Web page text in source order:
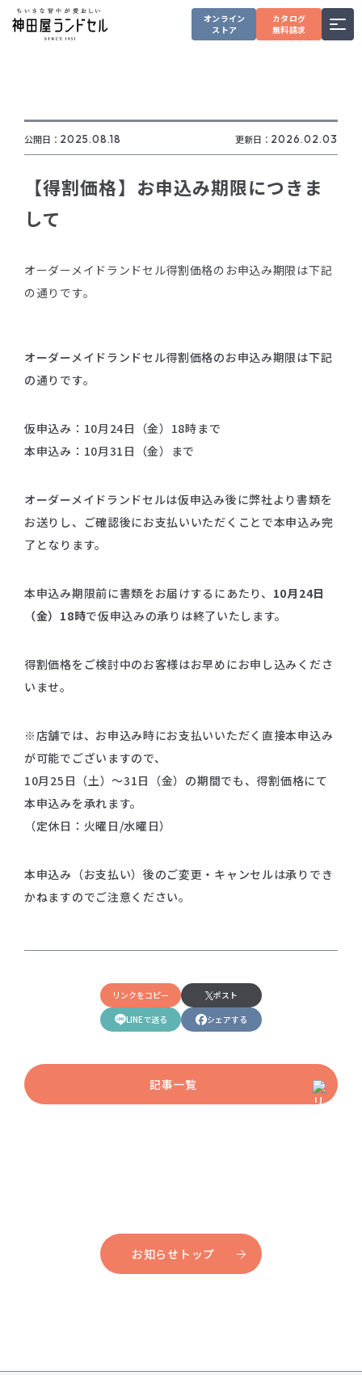
オンライン
ストア
カタログ
無料請求
公開日： 2025.08.18 更新日： 2026.02.03
【得割価格】お申込み期限につきま
して
オーダーメイドランドセル得割価格のお申込み期限は下記
の通りです。
オーダーメイドランドセル得割価格のお申込み期限は下記
の通りです。
仮申込み：10月24日（金）18時まで
本申込み：10月31日（金）まで
オーダーメイドランドセルは仮申込み後に弊社より書類を
お送りし、ご確認後にお支払いいただくことで本申込み完
了となります。
本申込み期限前に書類をお届けするにあたり、 10月24日
（金）18時で仮申込みの承りは終了いたします。
得割価格をご検討中のお客様はお早めにお申し込みくださ
いませ。
※店舗では、お申込み時にお支払いいただく直接本申込み
が可能でございますので、
10月25日（土）～31日（金）の期間でも、得割価格にて
本申込みを承れます。
（定休日：火曜日/水曜日）
本申込み（お支払い）後のご変更・キャンセルは承りでき
かねますのでご注意ください。
リンクをコピー
ポスト
LINEで送る
シェアする
記事一覧
お知らせトップ